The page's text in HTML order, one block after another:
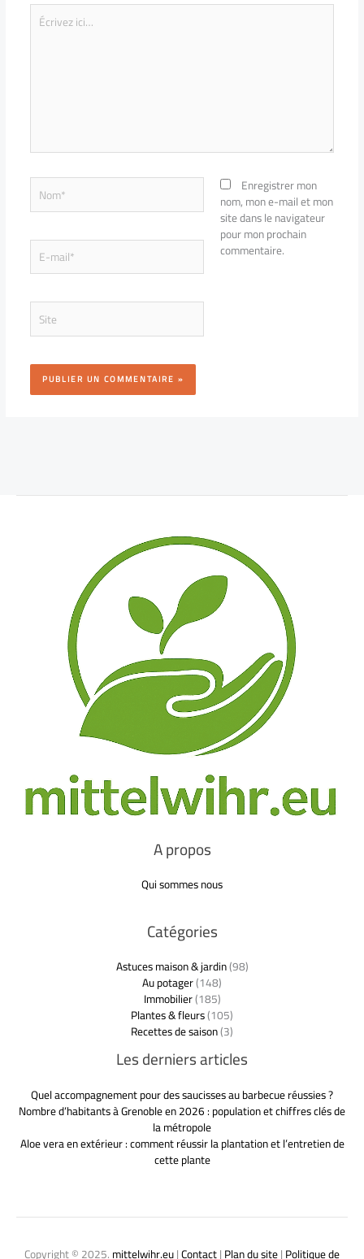
Écrivez
ici…
Nom*
E-
mail*
Site
Enregistrer mon
nom, mon e-mail et mon
site dans le navigateur
pour mon prochain
commentaire.
A propos
Qui sommes nous
Catégories
Astuces maison & jardin(98)
Au potager(148)
Immobilier(185)
Plantes & fleurs(105)
Recettes de saison(3)
Les derniers articles
Quel accompagnement pour des saucisses au barbecue réussies ?
Nombre d’habitants à Grenoble en 2026 : population et chiffres clés de
la métropole
Aloe vera en extérieur : comment réussir la plantation et l’entretien de
cette plante
Copyright © 2025.mittelwihr.eu|Contact|Plan du site|Politique de